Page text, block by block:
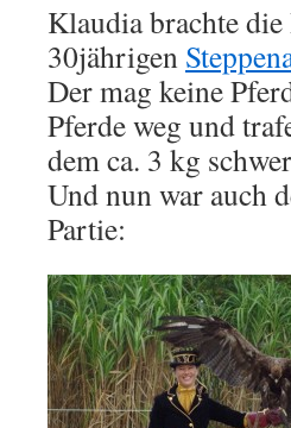
Klaudia brachte
30jährigen
Der mag keine
Pferde weg und
dem ca. 3 kg
Und nun war auch
Partie: